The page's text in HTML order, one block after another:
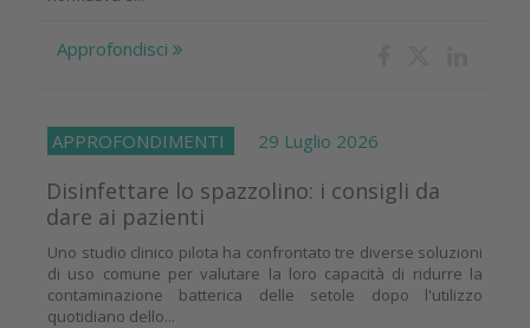
Approfondisci
APPROFONDIMENTI 29 Luglio 2026
Disinfettare lo spazzolino: i consigli da
dare ai pazienti
Uno studio clinico pilota ha confrontato tre diverse soluzioni
di uso comune per valutare la loro capacità di ridurre la
contaminazione batterica delle setole dopo l'utilizzo
quotidiano dello...